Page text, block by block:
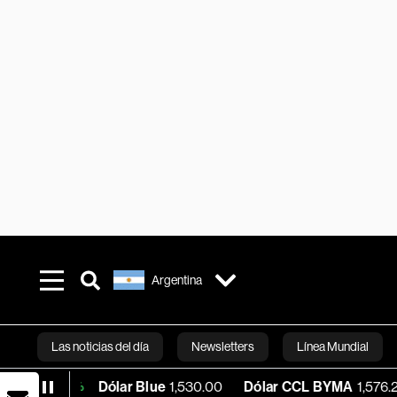
Argentina
Las noticias del día Newsletters Línea Mundial
Bloomberg
Dólar Blue 1,530.00 Dólar CCL BYMA 1,576.23 BTC/